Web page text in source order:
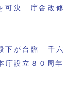
可決 庁舎改修
下が台臨 千六
庁設立８０周年